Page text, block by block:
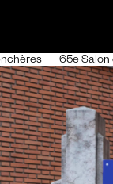
— 65e Salon